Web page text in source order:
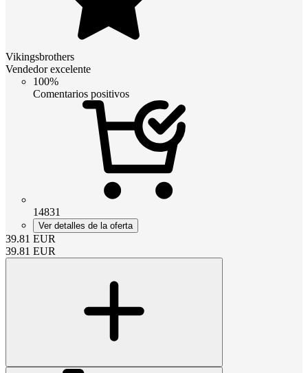
Vikingsbrothers
Vendedor excelente
100%
Comentarios positivos
14831
Ver detalles de la oferta
39.81 EUR
39.81 EUR